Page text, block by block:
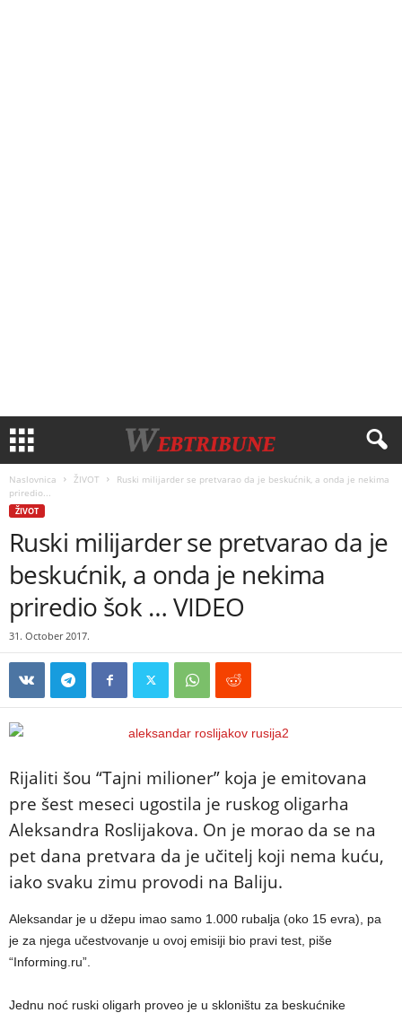
Naslovnica ŽIVOT
Ruski milijarder se pretvarao da je beskućnik, a onda je nekima
priredio...
ŽIVOT
Ruski milijarder se pretvarao da je
beskućnik, a onda je nekima
priredio šok … VIDEO
31. October 2017.
Rijaliti šou “Tajni milioner” koja je emitovana
pre šest meseci ugostila je ruskog oligarha
Aleksandra Roslijakova. On je morao da se na
pet dana pretvara da je učitelj koji nema kuću,
iako svaku zimu provodi na Baliju.
Aleksandar je u džepu imao samo 1.000 rubalja (oko 15 evra), pa
je za njega učestvovanje u ovoj emisiji bio pravi test, piše
“Informing.ru”.
Jednu noć ruski oligarh proveo je u skloništu za beskućnike